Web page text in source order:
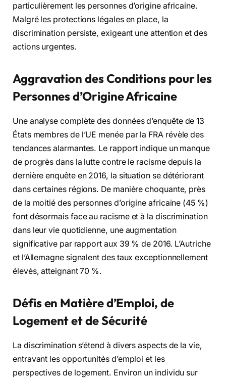
particulièrement les personnes d’origine africaine.
Malgré les protections légales en place, la
discrimination persiste, exigeant une attention et des
actions urgentes.
Aggravation des Conditions pour les
Personnes d’Origine Africaine
Une analyse complète des données d’enquête de 13
États membres de l’UE menée par la FRA révèle des
tendances alarmantes. Le rapport indique un manque
de progrès dans la lutte contre le racisme depuis la
dernière enquête en 2016, la situation se détériorant
dans certaines régions. De manière choquante, près
de la moitié des personnes d’origine africaine (45 %)
font désormais face au racisme et à la discrimination
dans leur vie quotidienne, une augmentation
significative par rapport aux 39 % de 2016. L’Autriche
et l’Allemagne signalent des taux exceptionnellement
élevés, atteignant 70 %.
Défis en Matière d’Emploi, de
Logement et de Sécurité
La discrimination s’étend à divers aspects de la vie,
entravant les opportunités d’emploi et les
perspectives de logement. Environ un individu sur